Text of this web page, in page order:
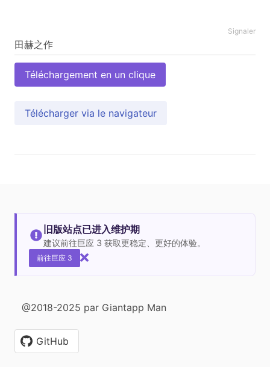
Signaler
Téléchargement en un clique
Télécharger via le navigateur
旧版站点已进入维护期
建议前往巨应 3 获取更稳定、更好的体验。
前往巨应 3
@2018-2025 par Giantapp Man
GitHub